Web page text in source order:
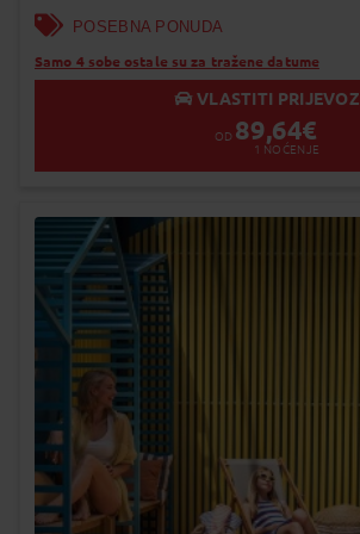
POSEBNA PONUDA
Samo 4 sobe ostale su za tražene datume
VLASTITI PRIJEVOZ
OD 89,64€
1 NOĆENJE